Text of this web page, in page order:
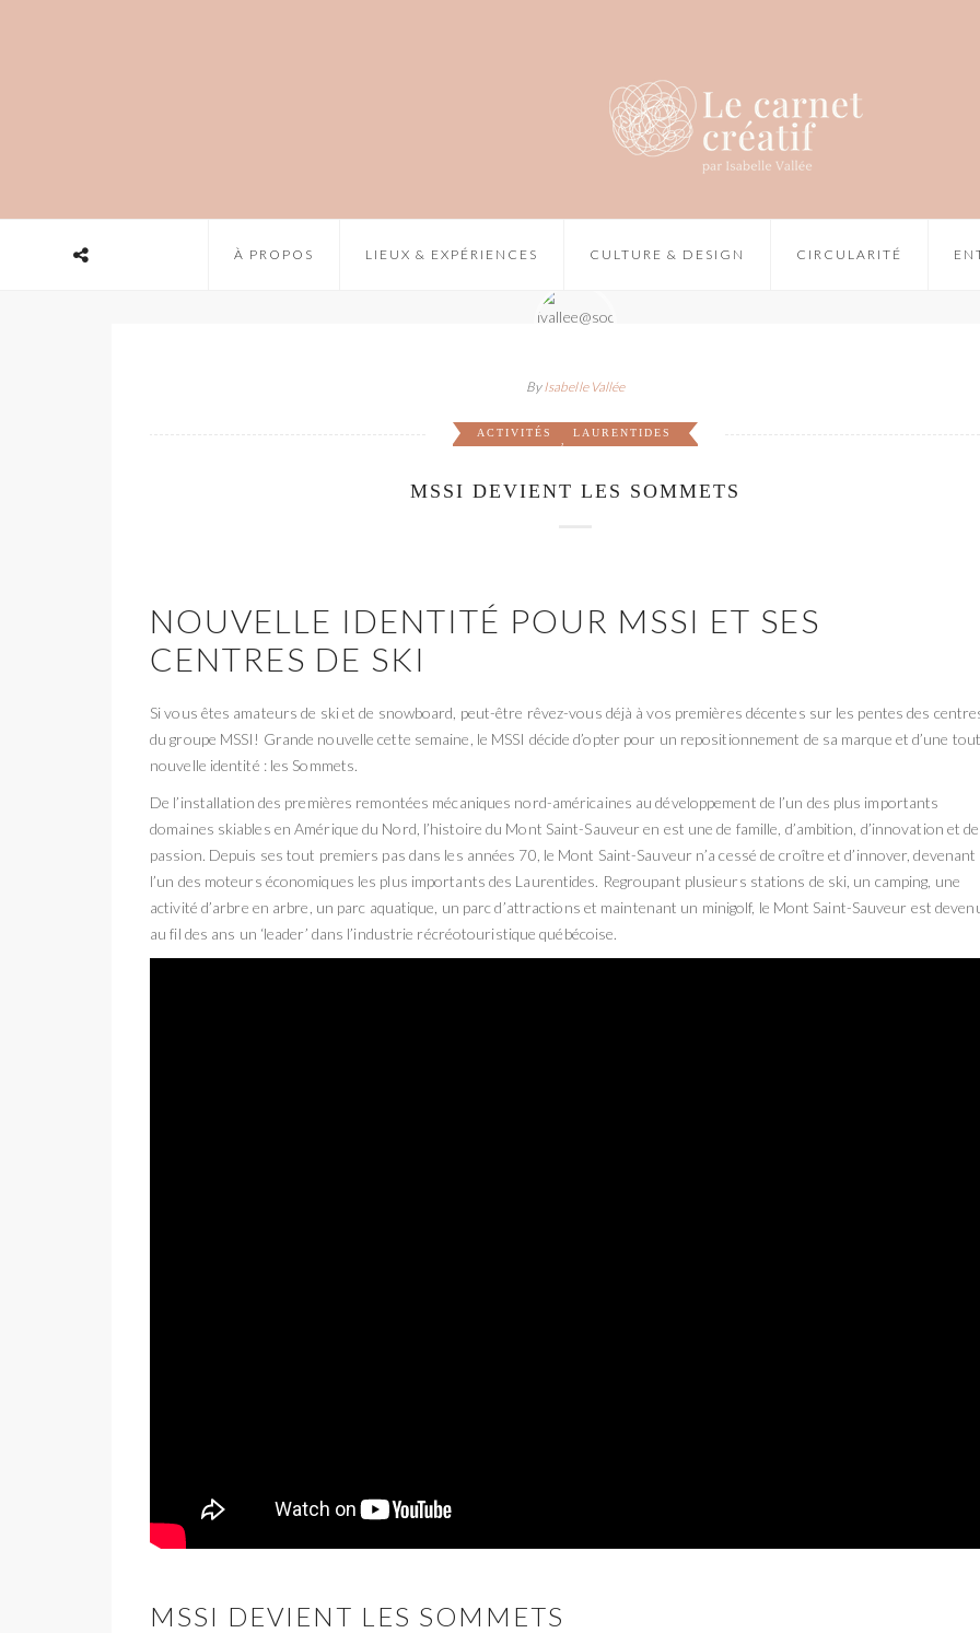
À PROPOS LIEUX & EXPÉRIENCES CULTURE & DESIGN CIRCULARITÉ
ByIsabelle Vallée
ACTIVITÉS LAURENTIDES
MSSI DEVIENT LES SOMMETS
NOUVELLE IDENTITÉ POUR MSSI ET SES
CENTRES DE SKI
Si vous êtes amateurs de ski et de snowboard, peut-être rêvez-vous déjà à vos premières décentes sur les pentes des
du groupe MSSI! Grande nouvelle cette semaine, le MSSI décide d’opter pour un repositionnement de sa marque et d’une
nouvelle identité : les Sommets.
De l’installation des premières remontées mécaniques nord-américaines au développement de l’un des plus importants
domaines skiables en Amérique du Nord, l’histoire du Mont Saint-Sauveur en est une de famille, d’ambition, d’innovation et de
passion. Depuis ses tout premiers pas dans les années 70, le Mont Saint-Sauveur n’a cessé de croître et d’innover, devenant
l’un des moteurs économiques les plus importants des Laurentides. Regroupant plusieurs stations de ski, un camping, une
activité d’arbre en arbre, un parc aquatique, un parc d’attractions et maintenant un minigolf, le Mont Saint-Sauveur est
au fil des ans un ‘leader’ dans l’industrie récréotouristique québécoise.
MSSI DEVIENT LES SOMMETS